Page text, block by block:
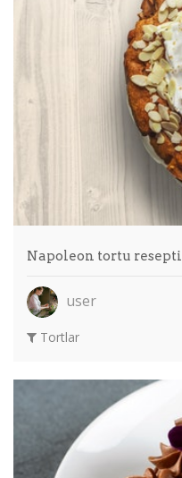
Napoleon tortu resepti
user
Tortlar